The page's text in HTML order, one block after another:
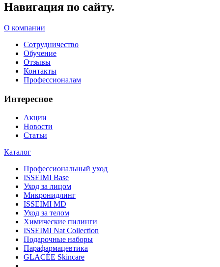
Навигация по сайту.
О компании
Сотрудничество
Обучение
Отзывы
Контакты
Профессионалам
Интересное
Акции
Новости
Статьи
Каталог
Профессиональный уход
ISSEIMI Base
Уход за лицом
Микронидлинг
ISSEIMI MD
Уход за телом
Химические пилинги
ISSEIMI Nat Collection
Подарочные наборы
Парафармацевтика
GLACÉE Skincare